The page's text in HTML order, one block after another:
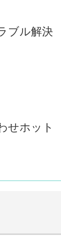
ブル解決
せホット